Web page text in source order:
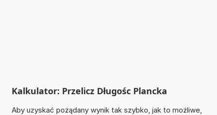
Kalkulator: Przelicz Długośc Plancka
Aby uzyskać pożądany wynik tak szybko, jak to możliwe,